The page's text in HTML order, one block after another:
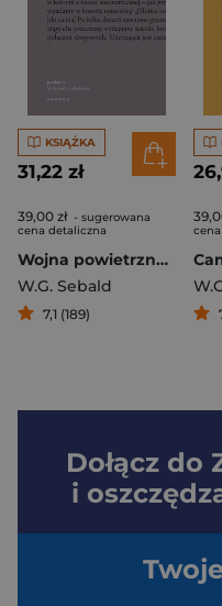
KSIĄŻKA
31,22 zł
39,00 zł - sugerowana
cena detaliczna
Wojna powietrzna i literatura
W.G. Sebald
7,1 (189)
Dołącz do
i